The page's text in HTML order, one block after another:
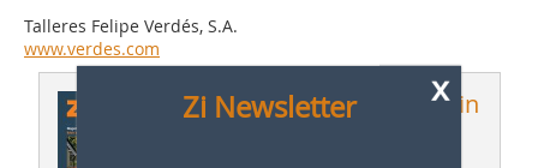
Talleres Felipe Verdés, S.A.
www.verdes.com
Dieser Artikel erschien in
x
Zi Newsletter